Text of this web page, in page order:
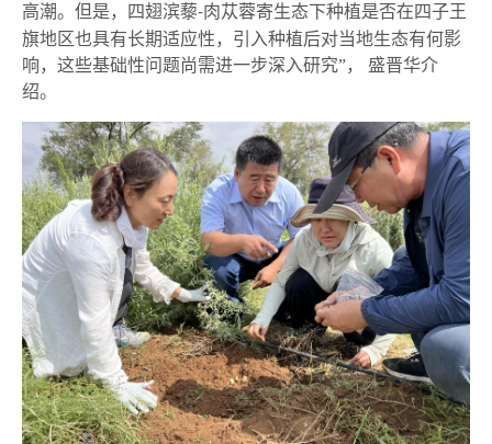
高潮。但是，四翅滨藜-肉苁蓉寄生态下种植是否在四子王
旗地区也具有长期适应性，引入种植后对当地生态有何影
响，这些基础性问题尚需进一步深入研究”， 盛晋华介
绍。